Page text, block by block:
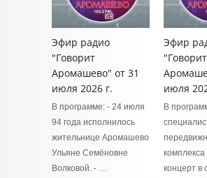
Эфир радио
"Говорит
Аромашево" от 31
июля 2026 г.
В программе: - 24 июля
94 года исполнилось
жительнице Аромашево
Ульяне Семёновне
Волковой. - …
Эфир
"Говорит
июля
В
концерт в